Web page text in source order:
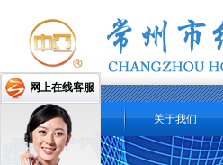
网站首页 关于我们
网上在线客服